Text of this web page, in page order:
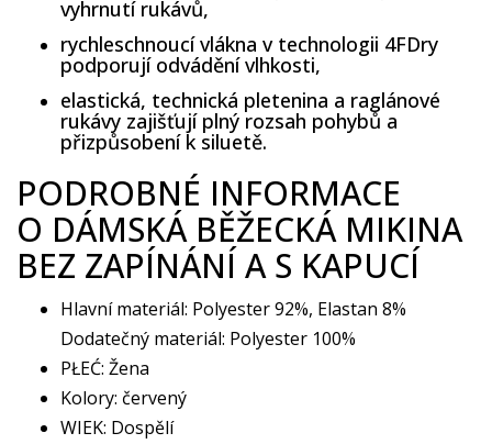
vyhrnutí rukávů,
rychleschnoucí vlákna v technologii 4FDry
podporují odvádění vlhkosti,
elastická, technická pletenina a raglánové
rukávy zajišťují plný rozsah pohybů a
přizpůsobení k siluetě.
PODROBNÉ INFORMACE
O DÁMSKÁ BĚŽECKÁ MIKINA
BEZ ZAPÍNÁNÍ A S KAPUCÍ
Hlavní materiál: Polyester 92%, Elastan 8%
Dodatečný materiál: Polyester 100%
PŁEĆ: Žena
Kolory: červený
WIEK: Dospělí